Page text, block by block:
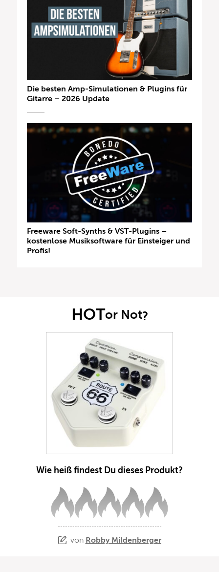
Die besten Amp-Simulationen & Plugins für
Gitarre – 2026 Update
Freeware Soft-Synths & VST-Plugins –
kostenlose Musiksoftware für Einsteiger und
Profis!
HOTor Not?
Wie heiß findest Du dieses Produkt?
von Robby Mildenberger